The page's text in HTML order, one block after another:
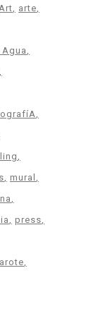
arte
mural
press